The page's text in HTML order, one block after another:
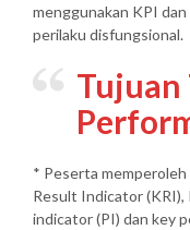
menggunakan KPI
perilaku disfungsional.
Tujuan
* Peserta
Result Indicator
indicator (PI) dan key